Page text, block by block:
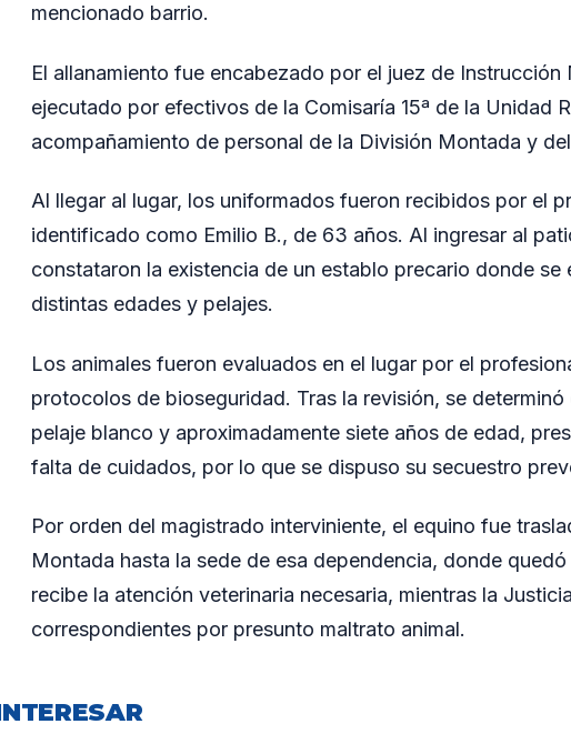
mencionado barrio.
El allanamiento fue encabezado por el juez de
ejecutado por efectivos de la Comisaría 15ª de la Unidad
acompañamiento de personal de la División Montada y
Al llegar al lugar, los uniformados fueron recibidos por el
identificado como Emilio B., de 63 años. Al ingresar al
constataron la existencia de un establo precario donde
distintas edades y pelajes.
Los animales fueron evaluados en el lugar por el
protocolos de bioseguridad. Tras la revisión, se
pelaje blanco y aproximadamente siete años de edad,
falta de cuidados, por lo que se dispuso su secuestro
Por orden del magistrado interviniente, el equino fue
Montada hasta la sede de esa dependencia, donde
recibe la atención veterinaria necesaria, mientras la
correspondientes por presunto maltrato animal.